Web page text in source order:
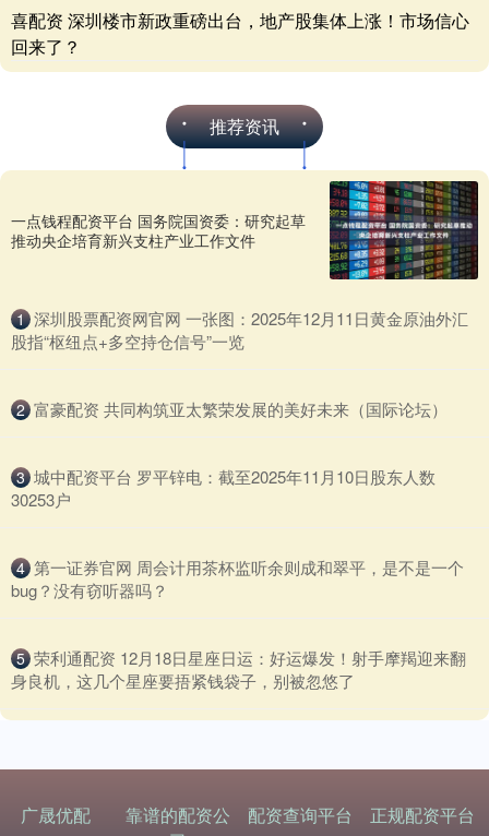
喜配资 深圳楼市新政重磅出台，地产股集体上涨！市场信心
回来了？
推荐资讯
一点钱程配资平台 国务院国资委：研究起草
推动央企培育新兴支柱产业工作文件
1 ​深圳股票配资网官网 一张图：2025年12月11日黄金原油外汇
股指“枢纽点+多空持仓信号”一览
2 ​富豪配资 共同构筑亚太繁荣发展的美好未来（国际论坛）
3 ​城中配资平台 罗平锌电：截至2025年11月10日股东人数
30253户
4 ​第一证券官网 周会计用茶杯监听余则成和翠平，是不是一个
bug？没有窃听器吗？
5 ​荣利通配资 12月18日星座日运：好运爆发！射手摩羯迎来翻
身良机，这几个星座要捂紧钱袋子，别被忽悠了
广晟优配
靠谱的配资公
配资查询平台 正规配资平台